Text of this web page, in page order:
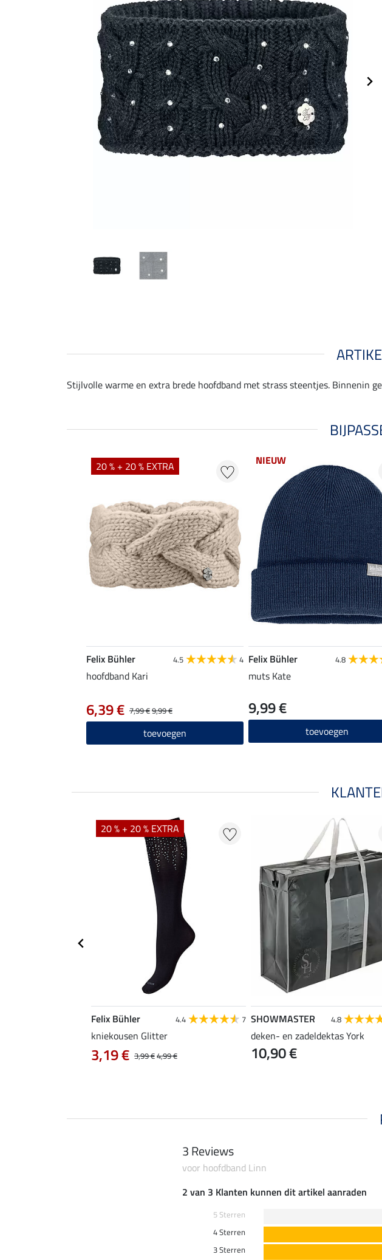
Stijlvolle warme en extra brede hoofdband met strass steentjes. Binnenin
20 % + 20 % EXTRA
Felix Bühler 4.5 4
hoofdband Kari
7,99 €9,99 €
6,39 €
toevoegen
NIEUW
Felix Bühler 4.8
muts Kate
9,99 €
toevoegen
20 % + 20 % EXTRA
Felix Bühler 4.4 7
kniekousen Glitter
3,99 €4,99 €
3,19 €
SHOWMASTER 4.8
deken- en zadeldektas York
10,90 €
3 Reviews
voor hoofdband Linn
2 van 3 Klanten kunnen dit artikel aanraden
5 Sterren
4 Sterren
3 Sterren